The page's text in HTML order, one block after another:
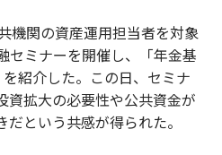
機関の資産運用担当者を対象
セミナーを開催し、「年金基
紹介した。この日、セミナ
資拡大の必要性や公共資金が
という共感が得られた。